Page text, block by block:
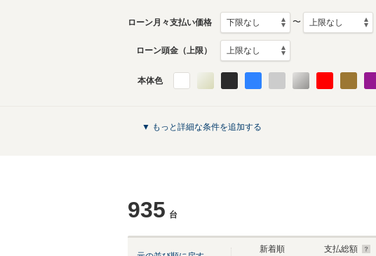
ローン月々支払い価格 〜
ローン頭金（上限）
本体色
▼ もっと詳細な条件を追加する
935 台
新着順
支払総額